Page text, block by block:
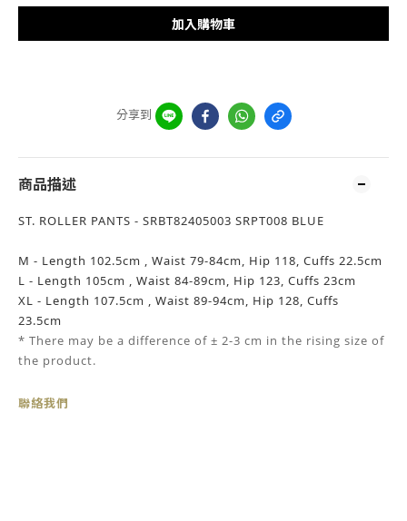
加入購物車
分享到
商品描述
ST. ROLLER PANTS - SRBT82405003 SRPT008 BLUE
M - Length 102.5cm , Waist 79-84cm, Hip 118, Cuffs 22.5cm
L - Length 105cm , Waist 84-89cm, Hip 123, Cuffs 23cm
XL - Length 107.5cm , Waist 89-94cm, Hip 128, Cuffs
23.5cm
* There may be a difference of ± 2-3 cm in the rising size of
the product.
聯絡我們